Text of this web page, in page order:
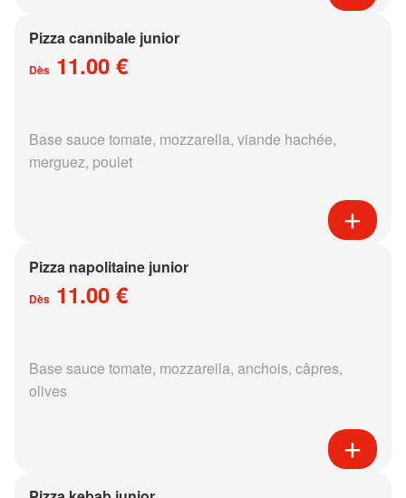
Pizza cannibale junior
Dès 11.00 €
Base sauce tomate, mozzarella, viande hachée,
merguez, poulet
Pizza napolitaine junior
Dès 11.00 €
Base sauce tomate, mozzarella, anchois, câpres,
olives